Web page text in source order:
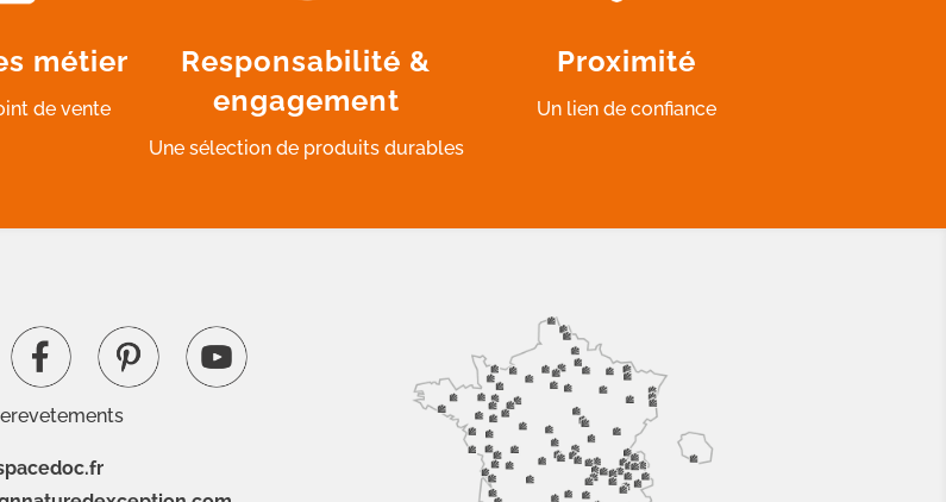
métier
de vente
Responsabilité &
engagement
Une sélection de produits durables
Proximité
Un lien de confiance